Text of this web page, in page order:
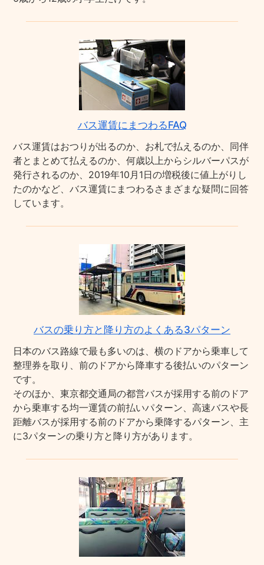
バス運賃にまつわるFAQ
バス運賃はおつりが出るのか、お札で払えるのか、同伴
者とまとめて払えるのか、何歳以上からシルバーパスが
発行されるのか、2019年10月1日の増税後に値上がりし
たのかなど、バス運賃にまつわるさまざまな疑問に回答
しています。
バスの乗り方と降り方のよくある3パターン
日本のバス路線で最も多いのは、横のドアから乗車して
整理券を取り、前のドアから降車する後払いのパターン
です。
そのほか、東京都交通局の都営バスが採用する前のドア
から乗車する均一運賃の前払いパターン、高速バスや長
距離バスが採用する前のドアから乗降するパターン、主
に3パターンの乗り方と降り方があります。